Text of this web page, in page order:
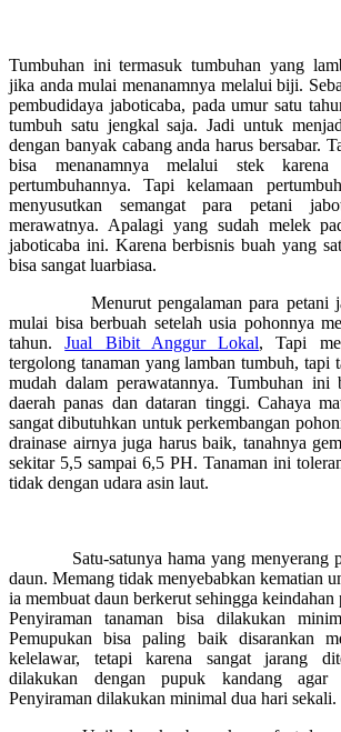
Tumbuhan ini termasuk tumbuhan yang
jika anda mulai menanamnya melalui biji.
pembudidaya jaboticaba, pada umur satu
tumbuh satu jengkal saja. Jadi untuk
dengan banyak cabang anda harus bersabar.
bisa menanamnya melalui stek
pertumbuhannya. Tapi kelamaan
menyusutkan semangat para petani
merawatnya. Apalagi yang sudah melek
jaboticaba ini. Karena berbisnis buah yang
bisa sangat luarbiasa.
Menurut pengalaman para petani
mulai bisa berbuah setelah usia pohonnya
tahun.Jual Bibit Anggur Lokal, Tapi
tergolong tanaman yang lamban tumbuh, tapi
mudah dalam perawatannya. Tumbuhan
daerah panas dan dataran tinggi. Cahaya
sangat dibutuhkan untuk perkembangan
drainase airnya juga harus baik, tanahnya
sekitar 5,5 sampai 6,5 PH. Tanaman ini
tidak dengan udara asin laut.
Satu-satunya hama yang menyerang
daun. Memang tidak menyebabkan kematian
ia membuat daun berkerut sehingga
Penyiraman tanaman bisa dilakukan
Pemupukan bisa paling baik disarankan
kelelawar, tetapi karena sangat jarang
dilakukan dengan pupuk kandang agar
Penyiraman dilakukan minimal dua hari sekali.